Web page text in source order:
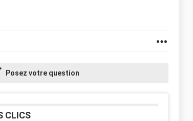
Posez votre question
CLICS